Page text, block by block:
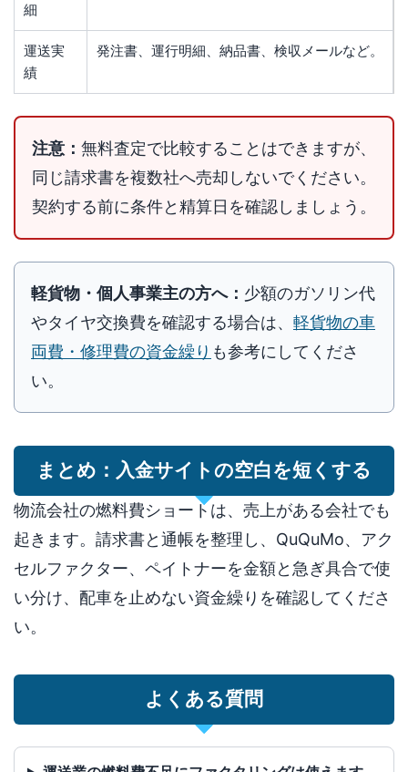
細
運送実
績
発注書、運行明細、納品書、検収メールなど。
注意： 無料査定で比較することはできますが、
同じ請求書を複数社へ売却しないでください。
契約する前に条件と精算日を確認しましょう。
軽貨物・個人事業主の方へ： 少額のガソリン代
やタイヤ交換費を確認する場合は、 軽貨物の車
両費・修理費の資金繰り も参考にしてくださ
い。
まとめ：入金サイトの空白を短くする
物流会社の燃料費ショートは、売上がある会社でも
起きます。請求書と通帳を整理し、QuQuMo、アク
セルファクター、ペイトナーを金額と急ぎ具合で使
い分け、配車を止めない資金繰りを確認してくださ
い。
よくある質問